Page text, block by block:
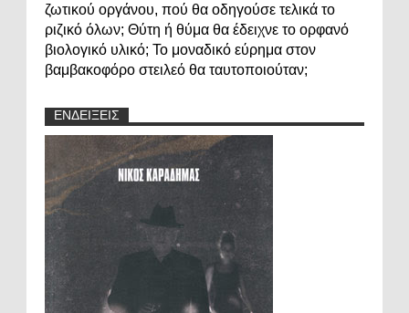
ζωτικού οργάνου, πού θα οδηγούσε τελικά το
ριζικό όλων; Θύτη ή θύμα θα έδειχνε το ορφανό
βιολογικό υλικό; Το μοναδικό εύρημα στον
βαμβακοφόρο στειλεό θα ταυτοποιούταν;
ΕΝΔΕΙΞΕΙΣ